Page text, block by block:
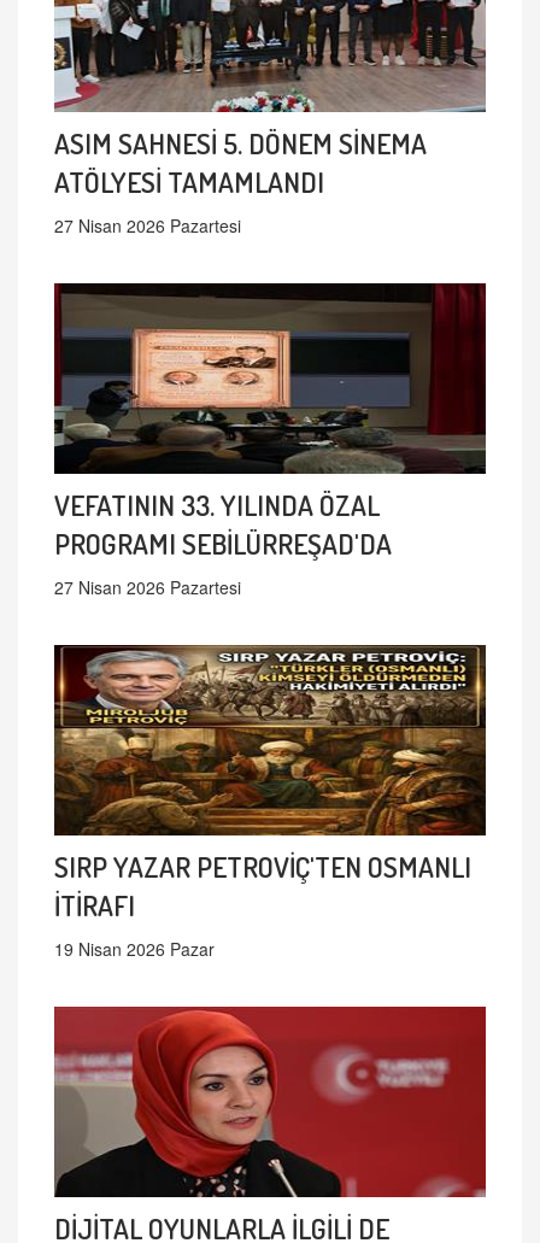
ASIM SAHNESİ 5. DÖNEM SİNEMA
ATÖLYESİ TAMAMLANDI
27 Nisan 2026 Pazartesi
VEFATININ 33. YILINDA ÖZAL
PROGRAMI SEBİLÜRREŞAD'DA
27 Nisan 2026 Pazartesi
SIRP YAZAR PETROVİÇ'TEN OSMANLI
İTİRAFI
19 Nisan 2026 Pazar
DİJİTAL OYUNLARLA İLGİLİ DE